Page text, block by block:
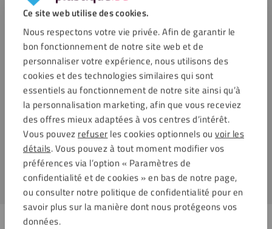
Ce site web utilise des cookies.
Nous respectons votre vie privée. Afin de garantir le
bon fonctionnement de notre site web et de
personnaliser votre expérience, nous utilisons des
cookies et des technologies similaires qui sont
essentiels au fonctionnement de notre site ainsi qu’à
la personnalisation marketing, afin que vous receviez
des offres mieux adaptées à vos centres d’intérêt.
Vous pouvezrefuserles cookies optionnels ou voir les
détails. Vous pouvez à tout moment modifier vos
préférences via l’option « Paramètres de
confidentialité et de cookies » en bas de notre page,
ou consulter notre politique de confidentialité pour en
savoir plus sur la manière dont nous protégeons vos
données.
Caractéristiques
Ce bouclier transparent, équipé de 4 trous de suspension,
mesure 60 cm de large sur 80 cm de haut ou 120 cm de large
sur 80 cm de haut. Il est réalisé à partir de plexiglass
transparent de 3 mm. Notez que les suspensions sont
fournies sans matériel de fixation.
Vous préférez poser votre écran en plexiglass plutôt que de
l’accrocher au plafond ? Jetez un coup d’œil à nos écrans de
bureau ou de table,grandsou petits, nosécrans pour le
dessus de table et nosécran en plexiglass sur socle